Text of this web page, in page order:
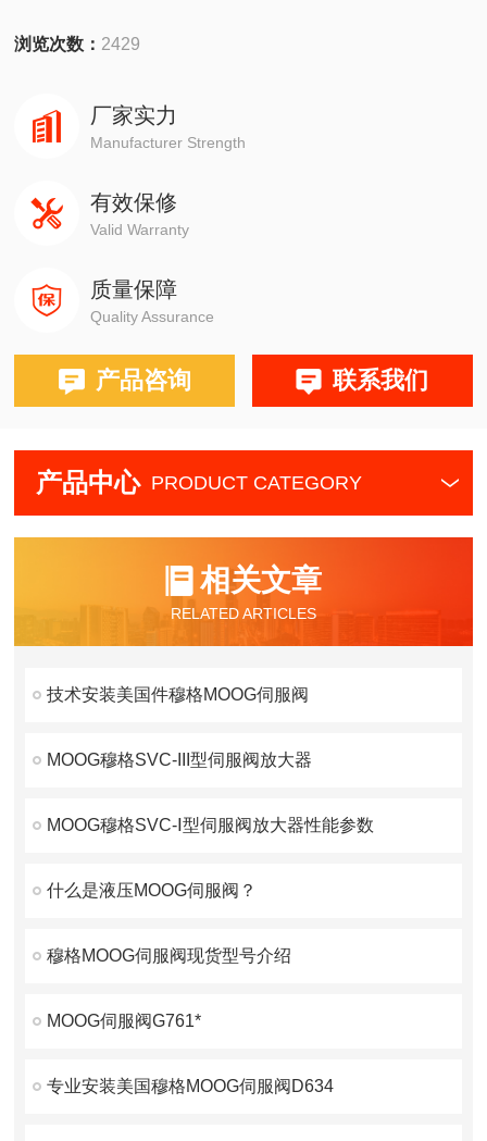
使用穆格电子反馈(环境食物局)阀门的640，650，660和
安。
浏览次数： 2429
厂家实力
Manufacturer Strength
有效保修
Valid Warranty
质量保障
Quality Assurance
产品咨询 联系我们
产品中心 PRODUCT CATEGORY
相关文章
RELATED ARTICLES
技术安装美国件穆格MOOG伺服阀
MOOG穆格SVC-III型伺服阀放大器
MOOG穆格SVC-Ⅰ型伺服阀放大器性能参数
什么是液压MOOG伺服阀？
穆格MOOG伺服阀现货型号介绍
MOOG伺服阀G761*
专业安装美国穆格MOOG伺服阀D634